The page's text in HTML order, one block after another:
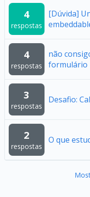
4
respostas
[Dúvida]
4
respostas
não
formulário
3
respostas
Desafio:
2
respostas
O que